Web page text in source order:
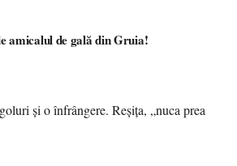
amicalul de gală din Gruia!